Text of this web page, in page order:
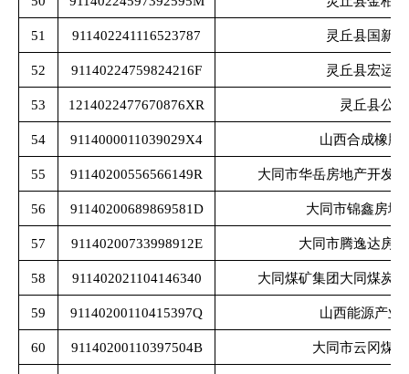
51 911402241116523787 灵丘县国新
52 91140224759824216F 灵丘县宏运
53 1214022477670876XR 灵丘县公
54 9114000011039029X4 山西合成橡胶
55 91140200556566149R 大同市华岳房地产开发
56 91140200689869581D 大同市锦鑫房地
57 91140200733998912E 大同市腾逸达房
58 911402021104146340 大同煤矿集团大同煤炭
59 91140200110415397Q 山西能源产业
60 91140200110397504B 大同市云冈煤